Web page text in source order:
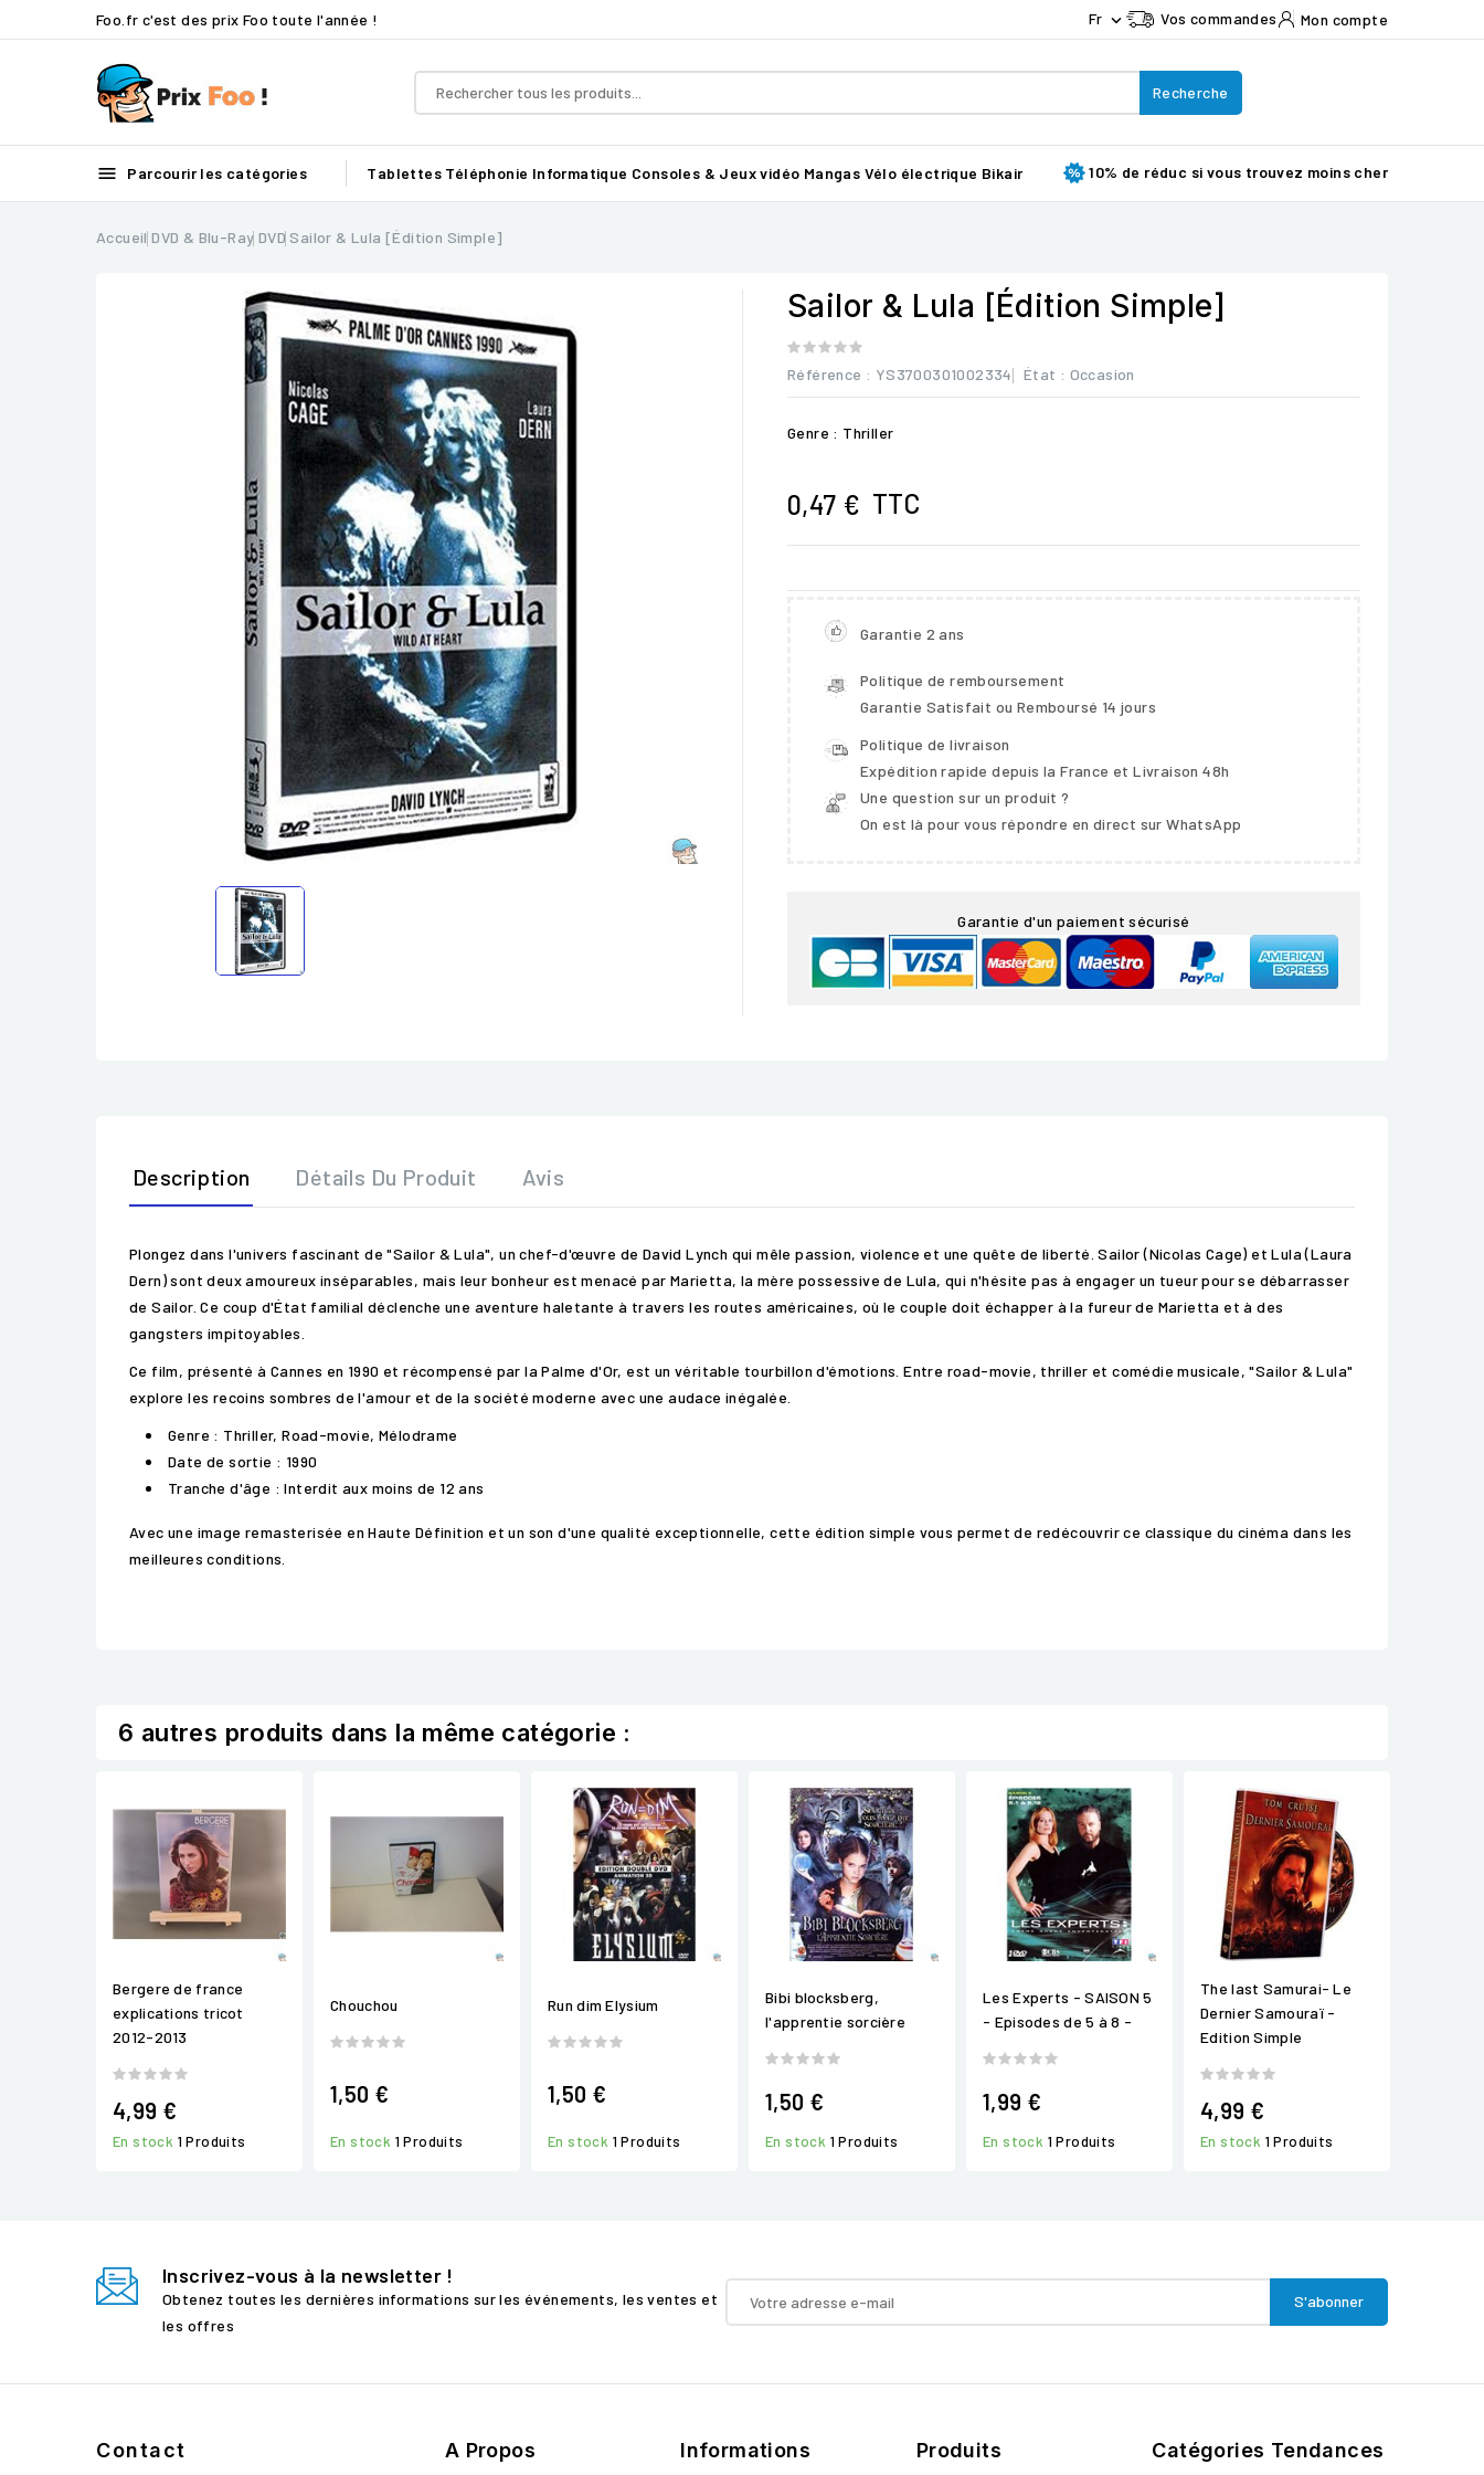
Foo.fr c'est des prix Foo toute l'année ! Fr  Vos commandes Mon compte
Recherche
 Parcourir les catégories Tablettes Téléphonie Informatique Consoles & Jeux vidéo Mangas Vélo électrique Bikair 10% de réduc si vous trouvez moins cher
Accueil DVD & Blu-Ray DVD Sailor & Lula [Édition Simple]

Sailor & Lula [Édition Simple]
Référence : YS3700301002334 État : Occasion
Genre : Thriller
0,47 € TTC
Garantie 2 ans
Politique de remboursement
Garantie Satisfait ou Remboursé 14 jours
Politique de livraison
Expédition rapide depuis la France et Livraison 48h
Une question sur un produit ?
On est là pour vous répondre en direct sur WhatsApp
Garantie d'un paiement sécurisé
Description Détails Du Produit Avis
Plongez dans l'univers fascinant de "Sailor & Lula", un chef-d'œuvre de David Lynch qui mêle passion, violence et une quête de liberté. Sailor (Nicolas Cage) et Lula (Laura
Dern) sont deux amoureux inséparables, mais leur bonheur est menacé par Marietta, la mère possessive de Lula, qui n'hésite pas à engager un tueur pour se débarrasser
de Sailor. Ce coup d'État familial déclenche une aventure haletante à travers les routes américaines, où le couple doit échapper à la fureur de Marietta et à des
gangsters impitoyables.
Ce film, présenté à Cannes en 1990 et récompensé par la Palme d'Or, est un véritable tourbillon d'émotions. Entre road-movie, thriller et comédie musicale, "Sailor & Lula"
explore les recoins sombres de l'amour et de la société moderne avec une audace inégalée.
Genre : Thriller, Road-movie, Mélodrame
Date de sortie : 1990
Tranche d'âge : Interdit aux moins de 12 ans
Avec une image remasterisée en Haute Définition et un son d'une qualité exceptionnelle, cette édition simple vous permet de redécouvrir ce classique du cinéma dans les
meilleures conditions.
6 autres produits dans la même catégorie :
Bergere de france
explications tricot
2012-2013
4,99 €
En stock 1 Produits
Chouchou
1,50 €
En stock 1 Produits
Run dim Elysium
1,50 €
En stock 1 Produits
Bibi blocksberg,
l'apprentie sorcière
1,50 €
En stock 1 Produits
Les Experts - SAISON 5
- Episodes de 5 à 8 -
1,99 €
En stock 1 Produits
The last Samurai- Le
Dernier Samouraï -
Edition Simple
4,99 €
En stock 1 Produits
Inscrivez-vous à la newsletter !
Obtenez toutes les dernières informations sur les événements, les ventes et
les offres
Contact A Propos Informations Produits Catégories Tendances